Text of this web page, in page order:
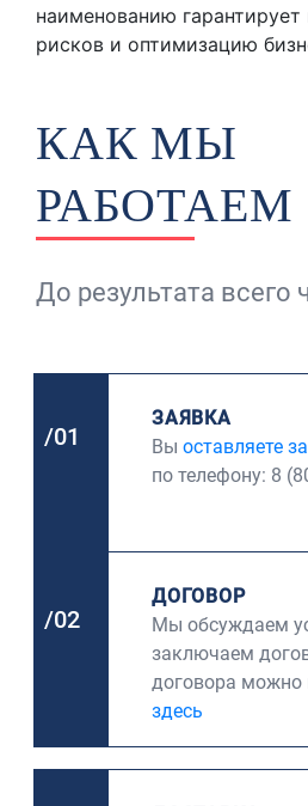
наименованию
рисков и оптимизацию
КАК МЫ
РАБОТАЕМ
До результата всего
/01
ЗАЯВКА
Вы оставляете
по телефону: 8
/02
ДОГОВОР
Мы обсуждаем
заключаем
договора можно
здесь